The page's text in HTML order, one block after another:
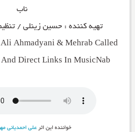
ناب
تهیه کننده : حسین زینلی /
Ahmadyani & Mehrab Called
Direct Links In MusicNab
خواننده این اثر علی احمدیانی